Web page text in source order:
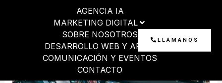
AGENCIA IA
MARKETING DIGITAL
SOBRE NOSOTROS
DESARROLLO WEB Y APP
COMUNICACIÓN Y EVENTOS
CONTACTO
LLÁMANOS